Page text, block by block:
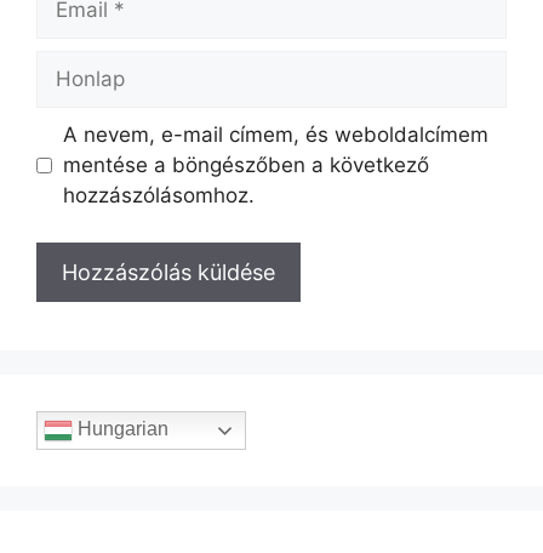
A nevem, e-mail címem, és weboldalcímem
mentése a böngészőben a következő
hozzászólásomhoz.
Hungarian